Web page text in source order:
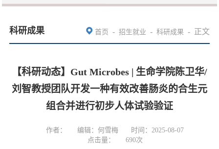
科研成果 首页 - 招生就业 - 科研成果 - 正文
【科研动态】Gut Microbes | 生命学院陈卫华/
刘智教授团队开发一种有效改善肠炎的合生元
组合并进行初步人体试验验证
作者： 编辑：何雪梅
时间：2025-08-07
点击量：
690次